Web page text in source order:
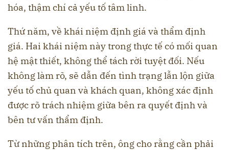
hóa, thậm chí cả yếu tố tâm linh.
Thứ năm, về khái niệm định giá và thẩm định
giá. Hai khái niệm này trong thực tế có mối quan
hệ mật thiết, không thể tách rời tuyệt đối. Nếu
không làm rõ, sẽ dẫn đến tình trạng lẫn lộn giữa
yếu tố chủ quan và khách quan, không xác định
được rõ trách nhiệm giữa bên ra quyết định và
bên tư vấn thẩm định.
Từ những phân tích trên, ông cho rằng cần phải